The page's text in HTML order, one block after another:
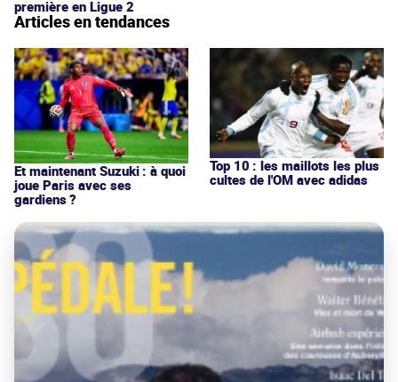
première en Ligue 2
Articles en tendances
Et maintenant Suzuki : à quoi
joue Paris avec ses
gardiens ?
Top 10 : les maillots les plus
cultes de l'OM avec adidas